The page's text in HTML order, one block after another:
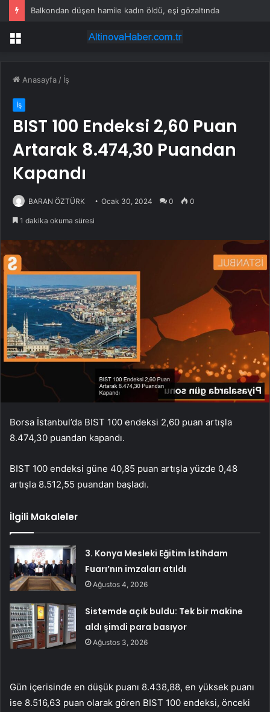
Balkondan düşen hamile kadın öldü, eşi gözaltında
Menü
Anasayfa / İş
İş
BIST 100 Endeksi 2,60 Puan
Artarak 8.474,30 Puandan
Kapandı
BARAN ÖZTÜRK Ocak 30, 2024 0 0
1 dakika okuma süresi
Borsa İstanbul’da BIST 100 endeksi 2,60 puan artışla
8.474,30 puandan kapandı.
BIST 100 endeksi güne 40,85 puan artışla yüzde 0,48
artışla 8.512,55 puandan başladı.
İlgili Makaleler
3. Konya Mesleki Eğitim İstihdam
Fuarı’nın imzaları atıldı
Ağustos 4, 2026
Sistemde açık buldu: Tek bir makine
aldı şimdi para basıyor
Ağustos 3, 2026
Gün içerisinde en düşük puanı 8.438,88, en yüksek puanı
ise 8.516,63 puan olarak gören BIST 100 endeksi, önceki